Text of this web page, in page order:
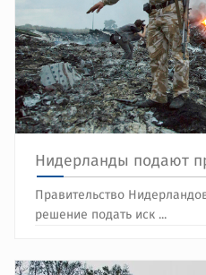
Нидерланды подают
Правительство
решение подать иск ...